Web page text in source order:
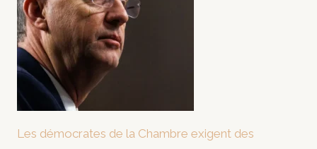
Les démocrates de la Chambre exigent des